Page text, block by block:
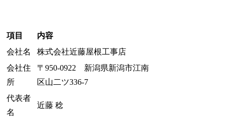
項目
内容
会社名
株式会社近藤屋根工事店
会社住
所
〒950-0922 新潟県新潟市江南
区山二ツ336-7
代表者
名
近藤 稔